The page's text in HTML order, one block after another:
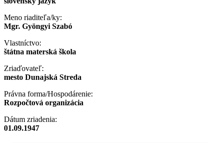
Meno riaditeľa/ky:
Mgr. Gyöngyi Szabó
Vlastníctvo:
štátna materská škola
Zriaďovateľ:
mesto Dunajská Streda
Právna forma/Hospodárenie:
Rozpočtová organizácia
Dátum zriadenia:
01.09.1947